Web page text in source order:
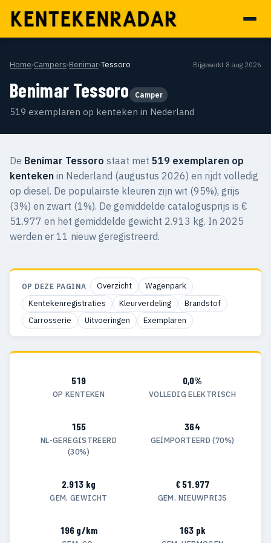
Home›Campers›Benimar›Tessoro Bijgewerkt 8 aug 2026
Benimar Tessoro Camper
519 exemplaren op kenteken in Nederland
De Benimar Tessoro staat met 519 exemplaren op
kenteken in Nederland (augustus 2026) en rijdt volledig
op diesel. De populairste kleuren zijn wit (95%), grijs
(3%) en zwart (1%). De gemiddelde catalogusprijs is €
51.977 en het gemiddelde gewicht 2.913 kg. In 2025
werden er 11 nieuw geregistreerd.
OP DEZE PAGINA Overzicht
Wagenpark
Kentekenregistraties
Kleurverdeling
Brandstof
Carrosserie
Uitvoeringen Exemplaren
519
OP KENTEKEN
0,0%
VOLLEDIG ELEKTRISCH
155
NL-GEREGISTREERD
(30%)
364
GEÏMPORTEERD (70%)
2.913 kg
GEM. GEWICHT
€ 51.977
GEM. NIEUWPRIJS
196 g/km 163 pk